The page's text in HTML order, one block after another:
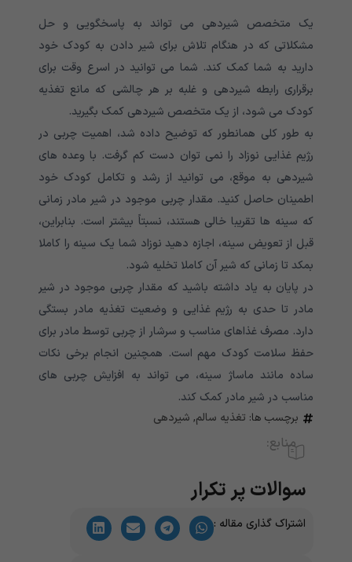
یک متخصص شیردهی می تواند به پاسخگویی و حل
مشکلاتی که در هنگام تلاش برای شیر دادن به کودک خود
دارید به شما کمک کند. شما می توانید در اسرع وقت برای
برقراری رابطه شیردهی و غلبه بر هر چالشی که مانع تغذیه
کودک می شود، از یک متخصص شیردهی کمک بگیرید.
به طور کلی همانطور که توضیح داده شد، اهمیت چربی در
رژیم غذایی نوزاد را نمی توان دست کم گرفت. با وعده های
شیردهی به موقع، می توانید از رشد و تکامل کودک خود
اطمینان حاصل کنید. مقدار چربی موجود در شیر مادر زمانی
که سینه ها تقریبا خالی هستند، نسبتاً بیشتر است. بنابراین،
قبل از تعویض سینه، اجازه دهید نوزاد شما یک سینه را کاملا
بمکد تا زمانی که شیر آن کاملا تخلیه شود.
در پایان به یاد داشته باشید که مقدار چربی موجود در شیر
مادر تا حدی به رژیم غذایی و وضعیت تغذیه مادر بستگی
دارد. مصرف غذاهای مناسب و سرشار از چربی توسط مادر برای
حفظ سلامت کودک مهم است. همچنین انجام برخی نکات
ساده مانند ماساژ سینه، می تواند به افزایش چربی های
مناسب در شیر مادر کمک کند.
برچسب ها: تغذیه سالم, شیردهی
منابع:
سوالات پر تکرار
اشتراک گذاری مقاله :